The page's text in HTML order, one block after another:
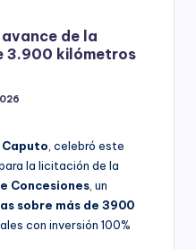
de la
3.900 kilómetros
Caputo , celebró este
la licitación de la
Concesiones , un
sobre más de 3900
con inversión 100%